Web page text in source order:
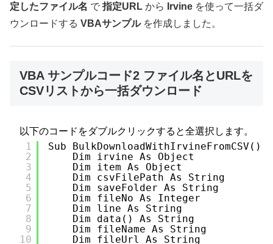
定したファイル名 で 指定URL から Irvine を使って一括ダ
ウンロードする VBAサンプルを作成しました。
VBA サンプルコード2 ファイル名とURLを
CSVリストから一括ダウンロード
以下のコードをダブルクリックすると全選択します。
1
2
3
4
5
6
7
8
9
10
Sub BulkDownloadWithIrvineFromCSV()
Dim irvine As Object
Dim item As Object
Dim csvFilePath As String
Dim saveFolder As String
Dim fileNo As Integer
Dim line As String
Dim data() As String
Dim fileName As String
Dim fileUrl As String